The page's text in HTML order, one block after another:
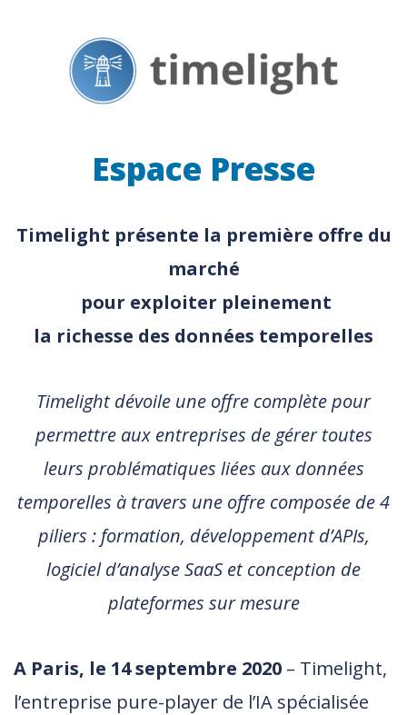
Espace Presse
Timelight présente la première offre du
marché
pour exploiter pleinement
la richesse des données temporelles
Timelight dévoile une offre complète pour
permettre aux entreprises de gérer toutes
leurs problématiques liées aux données
temporelles à travers une offre composée de 4
piliers : formation, développement d’APIs,
logiciel d’analyse SaaS et conception de
plateformes sur mesure
A Paris, le 14 septembre 2020 – Timelight,
l’entreprise pure-player de l’IA spécialisée